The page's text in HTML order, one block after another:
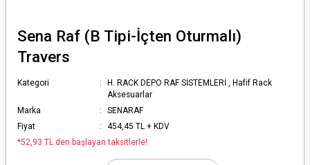
Sena Raf (B Tipi-İçten Oturmalı)
Travers
Kategori H. RACK DEPO RAF SİSTEMLERİ , Hafif Rack
Aksesuarlar
Marka
SENARAF
Fiyat
454,45 TL + KDV
*52,93 TL den başlayan taksitlerle!